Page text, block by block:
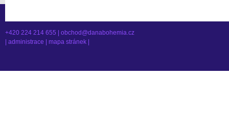
+420 224 214 655 | obchod@danabohemia.cz
administrace mapa stránek|